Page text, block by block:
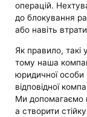
операцій.
до блокування
або навіть
Як правило, такі
тому наша
юридичної
відповідної
Ми допомагаємо
а створити